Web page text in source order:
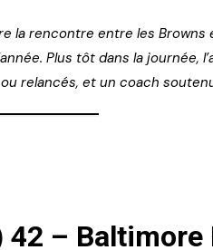
rencontre entre les Browns
Plus tôt dans la journée,
relancés, et un coach
– Baltimore